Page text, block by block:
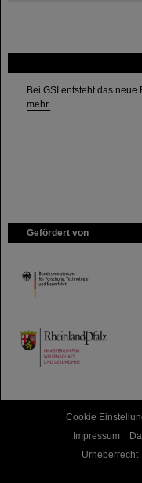
Bei GSI entsteht das
mehr.
Gefördert von
HMWK
TMWWDG
Cookie
Impressum
Urheberrecht